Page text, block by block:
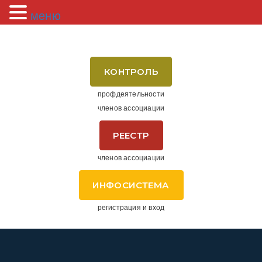
КОНТРОЛЬ
профдеятельности
членов ассоциации
РЕЕСТР
членов ассоциации
ИНФОСИСТЕМА
регистрация и вход
меню